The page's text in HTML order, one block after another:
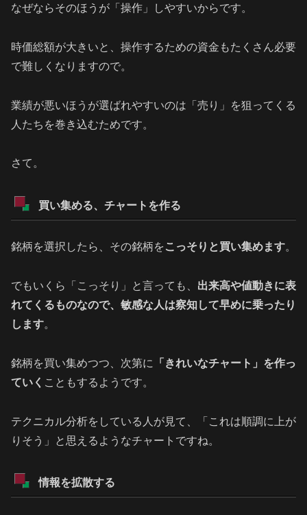
なぜならそのほうが「操作」しやすいからです。
時価総額が大きいと、操作するための資金もたくさん必要
で難しくなりますので。
業績が悪いほうが選ばれやすいのは「売り」を狙ってくる
人たちを巻き込むためです。
さて。
買い集める、チャートを作る
銘柄を選択したら、その銘柄をこっそりと買い集めます。
でもいくら「こっそり」と言っても、 出来高や値動きに表
れてくるものなので、敏感な人は察知して早めに乗ったり
します。
銘柄を買い集めつつ、次第に
「きれいなチャート」を作っ
ていく こともするようです。
テクニカル分析をしている人が見て、「これは順調に上が
りそう」と思えるようなチャートですね。
情報を拡散する